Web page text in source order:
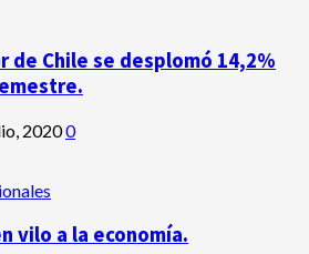
de Chile se desplomó 14,2%
20200
vilo a la economía.